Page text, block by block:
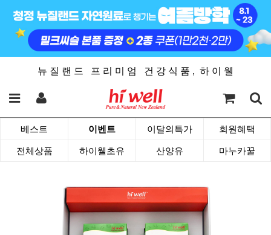
뉴 질 랜 드 프 리 미 엄 건 강 식 품 , 하 이 웰
베스트 이벤트 이달의특가 회원혜택
전체상품 하이웰초유 산양유 마누카꿀